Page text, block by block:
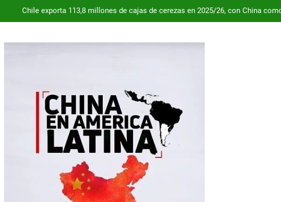
Chile exporta 113,8 millones de cajas de cerezas en 2025/26, con China
Chile exporta 113,8 millones de cajas de cerezas en 2025/26, con China
Dependencia de Brasil: por qué la industria automotriz argentina podría enfrentar una
Desde 2008, el déficit comercial acumulado de Argentina con China supera los